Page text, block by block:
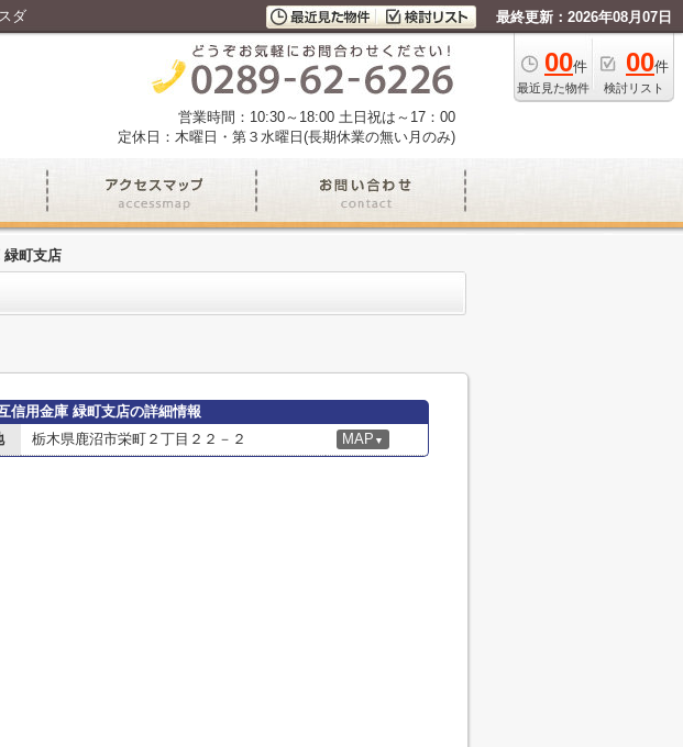
ダ 最終更新：2026年08月07日
00件
最近見た物件
00件
検討リスト
営業時間：10:30～18:00 土日祝は～17：00
定休日：木曜日・第３水曜日(長期休業の無い月のみ)
緑町支店
信用金庫 緑町支店の詳細情報
栃木県鹿沼市栄町２丁目２２－２ MAP ▼